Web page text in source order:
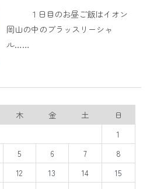
１日目のお昼ご飯はイオン
岡山の中のブラッスリーシャ
ル……
木 金 土
日
1
5 6 7
8
12 13 14
15